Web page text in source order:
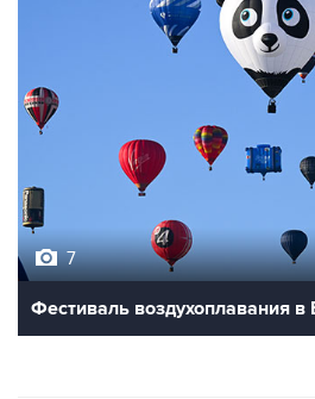
7
Фестиваль воздухоплавания в